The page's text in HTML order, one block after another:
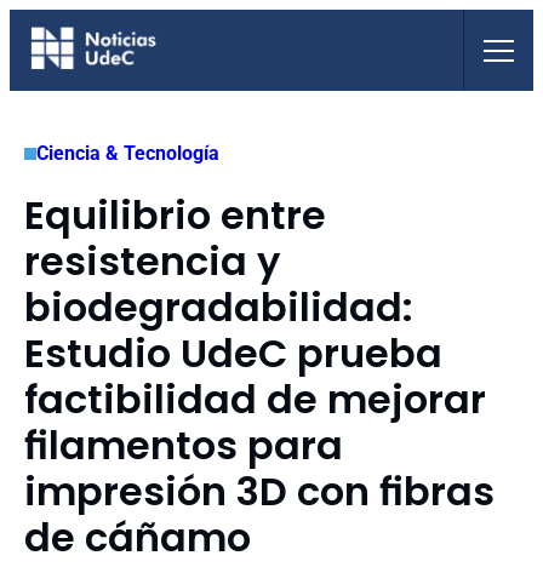
Saltar
Ciencia & Tecnología
Equilibrio entre
resistencia y
biodegradabilidad:
Estudio UdeC prueba
factibilidad de mejorar
filamentos para
impresión 3D con fibras
de cáñamo